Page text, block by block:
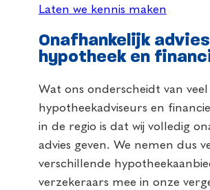
Laten we kennis maken
Onafhankelijk
hypotheek en
Wat ons onderscheidt van
hypotheekadviseurs en
in de regio is dat wij volledig
advies geven. We nemen dus
verschillende
verzekeraars mee in onze